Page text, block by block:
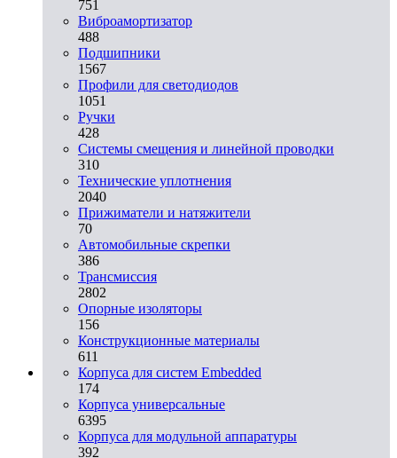
751
Виброамортизатор
488
Подшипники
1567
Профили для светодиодов
1051
Ручки
428
Системы смещения и линейной проводки
310
Технические уплотнения
2040
Прижиматели и натяжители
70
Автомобильные скрепки
386
Трансмиссия
2802
Опорные изоляторы
156
Конструкционные материалы
611
Корпуса для систем Embedded
174
Корпуса универсальные
6395
Корпуса для модульной аппаратуры
392